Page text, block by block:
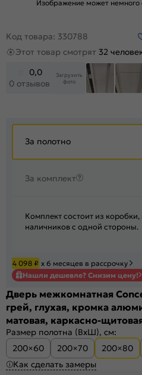
Изображение может немного
Код товара: 330788
Этот товар смотрят 32
0,0
0 отзывов
Загрузить
фото
За полотно
За комплект
Комплект состоит из коробки,
наличников с одной стороны.
4 098 ₽ х 6 месяцев в рассрочку
Нашли дешевле? Снизим цену!
Дверь межкомнатная
грей, глухая, кромка
матовая, каркасно-
Размер полотна (ВхШ), см:
200×60
200×70 200×80
Как сделать замеры